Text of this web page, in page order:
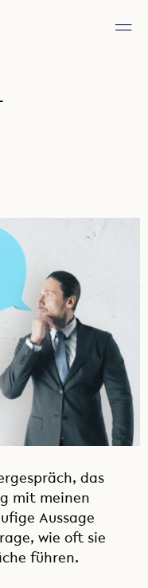
das
mit meinen
Aussage
wie oft sie
führen.